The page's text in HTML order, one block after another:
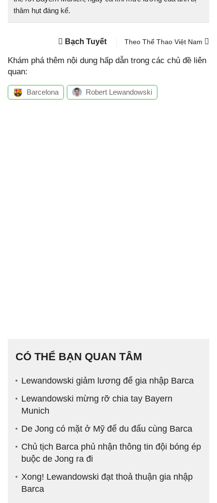
thâm hụt đáng kể.
Bạch Tuyết Theo Thể Thao Việt Nam
Khám phá thêm nội dung hấp dẫn trong các chủ đề liên
quan:
Barcelona Robert Lewandowski
CÓ THỂ BẠN QUAN TÂM
Lewandowski giảm lương để gia nhập Barca
Lewandowski mừng rỡ chia tay Bayern
Munich
De Jong có mặt ở Mỹ để du đấu cùng Barca
Chủ tịch Barca phủ nhận thông tin đội bóng ép
buộc de Jong ra đi
Xong! Lewandowski đạt thoả thuận gia nhập
Barca